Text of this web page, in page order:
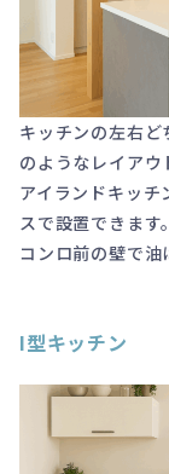
キッチンの左右ど
のようなレイアウ
アイランドキッチ
スで設置できます。
コンロ前の壁で油
I型キッチン